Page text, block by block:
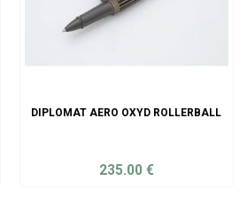
DIPLOMAT AERO OXYD ROLLERBALL
235.00 €